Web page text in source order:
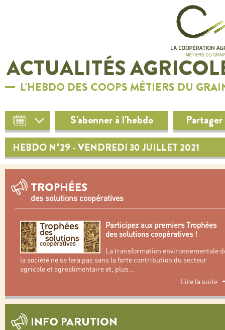
ACTUALITÉS
L'HEBDO DES COOPS MÉTIERS DU
S'abonner à l'hebdo Partager
HEBDO N°29 - VENDREDI 30 JUILLET 2021
TROPHÉES
des solutions coopératives
Participez aux premiers Trophées
des solutions coopératives !
La transformation environnementale
la société ne se fera pas sans la forte contribution du secteur
agricole et agroalimentaire et, plus...
Lire la suite
INFO PARUTION